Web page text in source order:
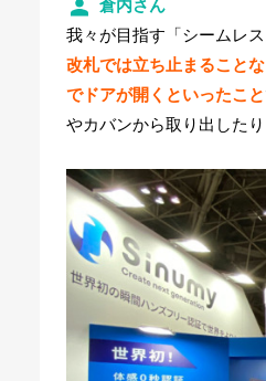
倉内さん
我々が目指す「シームレ
改札では立ち止まること
でドアが開くといったこと
やカバンから取り出した